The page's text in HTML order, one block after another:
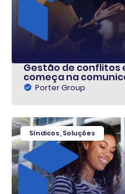
Gestão de conflitos
começa na
Porter Group
Síndicos Soluções